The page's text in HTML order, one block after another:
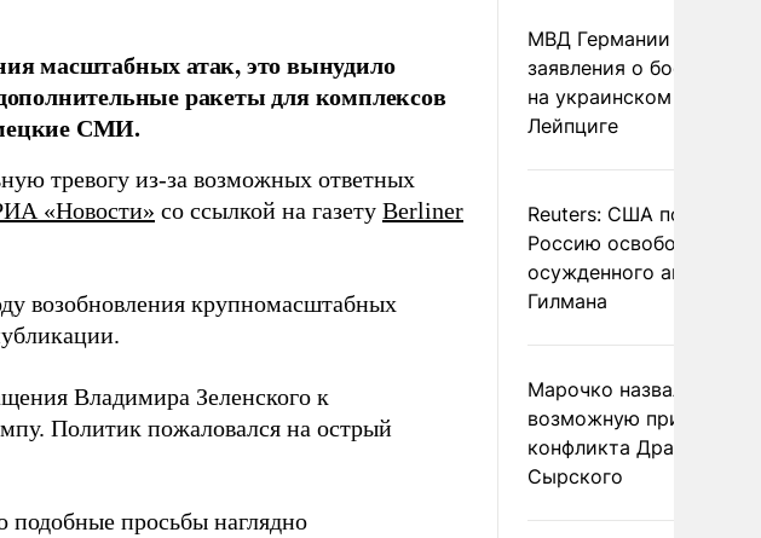
масштабных атак, это вынудило
ракеты для комплексов
СМИ.
тревогу из-за возможных ответных
«Новости» со ссылкой на газету Berliner
возобновления крупномасштабных
Владимира Зеленского к
Политик пожаловался на острый
просьбы наглядно
МВД Германии отвергло
заявления о
на украинском
Лейпциге
Reuters: США
Россию освободить
осужденного
Гилмана
Марочко назвал
возможную причину
конфликта Драпатого и
Сырского